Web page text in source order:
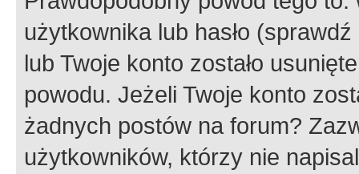
użytkownika lub hasło
lub Twoje konto zostało
powodu. Jeżeli Twoje konto
żadnych postów na forum?
użytkowników, którzy nie